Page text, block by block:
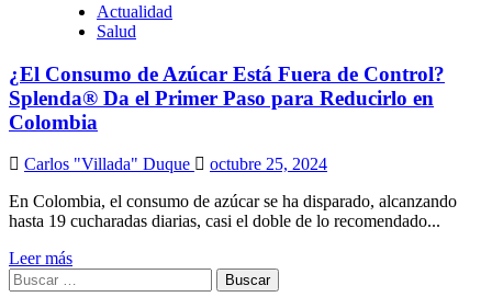
Actualidad
Salud
¿El Consumo de Azúcar Está Fuera de Control?
Splenda® Da el Primer Paso para Reducirlo en
Colombia
Carlos "Villada" Duque
octubre 25, 2024
En Colombia, el consumo de azúcar se ha disparado, alcanzando
hasta 19 cucharadas diarias, casi el doble de lo recomendado...
Leer más
Buscar: